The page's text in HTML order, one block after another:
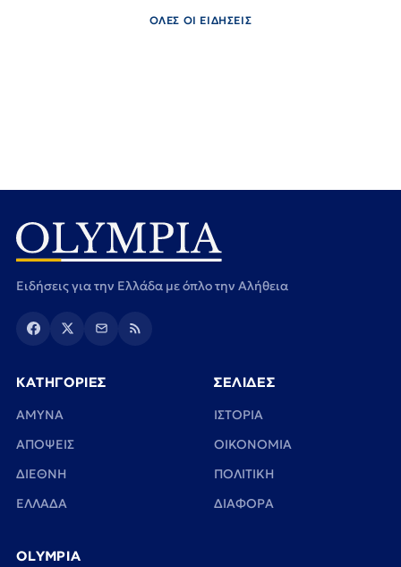
ΟΛΕΣ ΟΙ ΕΙΔΗΣΕΙΣ
Ειδήσεις για την Ελλάδα με όπλο την Αλήθεια
ΚΑΤΗΓΟΡΙΕΣ
ΑΜΥΝΑ
ΑΠΟΨΕΙΣ
ΔΙΕΘΝΗ
ΕΛΛΑΔΑ
ΣΕΛΙΔΕΣ
ΙΣΤΟΡΙΑ
ΟΙΚΟΝΟΜΙΑ
ΠΟΛΙΤΙΚΗ
ΔΙΑΦΟΡΑ
OLYMPIA